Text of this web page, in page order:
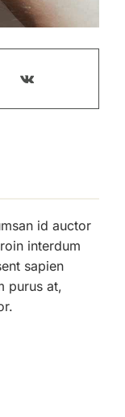
id auctor
interdum
sapien
purus at,